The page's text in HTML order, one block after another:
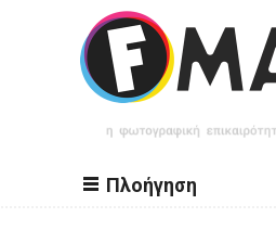
Παράκαμψη προς το κυρίως
Πλοήγηση